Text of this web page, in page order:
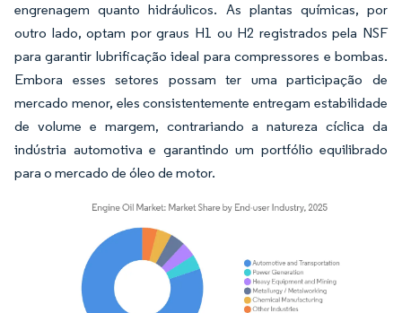
engrenagem quanto hidráulicos. As plantas químicas, por
outro lado, optam por graus H1 ou H2 registrados pela NSF
para garantir lubrificação ideal para compressores e bombas.
Embora esses setores possam ter uma participação de
mercado menor, eles consistentemente entregam estabilidade
de volume e margem, contrariando a natureza cíclica da
indústria automotiva e garantindo um portfólio equilibrado
para o mercado de óleo de motor.